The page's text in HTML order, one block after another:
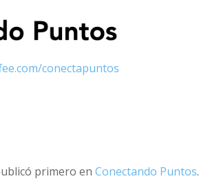
conectapuntos
primero en Conectando Puntos.